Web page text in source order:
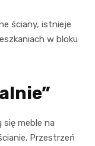
ściany, istnieje
w bloku
się meble na
Przestrzeń